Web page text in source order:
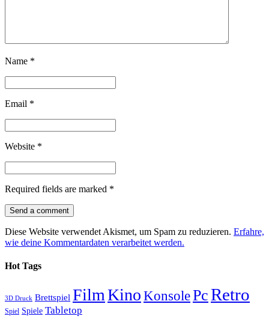
Name *
Email *
Website *
Required fields are marked *
Diese Website verwendet Akismet, um Spam zu reduzieren. Erfahre,
wie deine Kommentardaten verarbeitet werden.
Hot Tags
3D Druck Brettspiel FilmKinoKonsolePcRetro
Spiel Spiele Tabletop